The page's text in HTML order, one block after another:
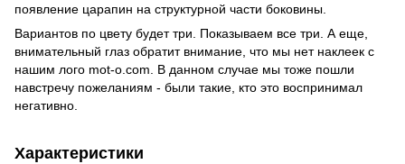
появление царапин на структурной части боковины.
Вариантов по цвету будет три. Показываем все три. А еще,
внимательный глаз обратит внимание, что мы нет наклеек с
нашим лого mot-o.com. В данном случае мы тоже пошли
навстречу пожеланиям - были такие, кто это воспринимал
негативно.
Характеристики